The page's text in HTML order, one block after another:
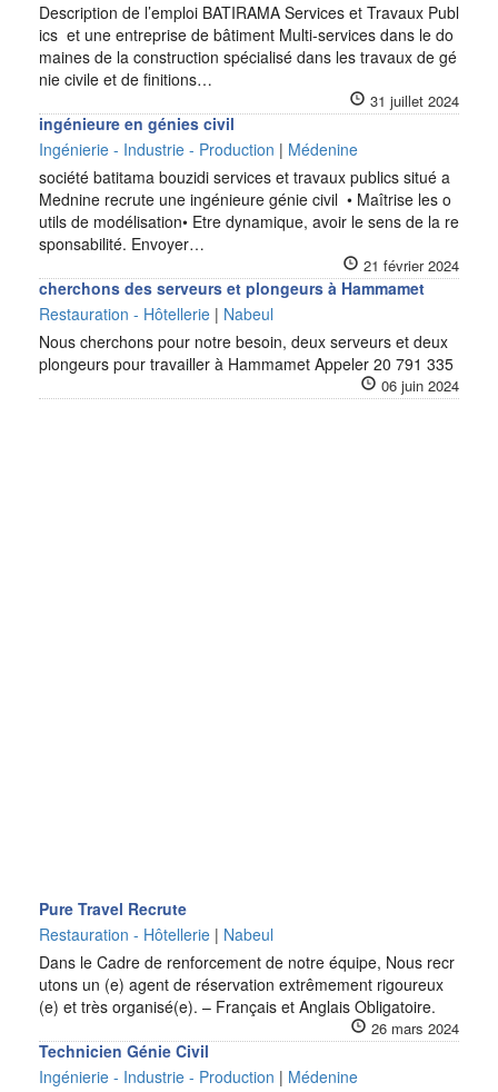
Description de l’emploi BATIRAMA Services et Travaux Publ
ics et une entreprise de bâtiment Multi-services dans le do
maines de la construction spécialisé dans les travaux de gé
nie civile et de finitions…
31 juillet 2024
ingénieure en génies civil
Ingénierie - Industrie - Production | Médenine
société batitama bouzidi services et travaux publics situé a
Mednine recrute une ingénieure génie civil • Maîtrise les o
utils de modélisation• Etre dynamique, avoir le sens de la re
sponsabilité. Envoyer…
21 février 2024
cherchons des serveurs et plongeurs à Hammamet
Restauration - Hôtellerie | Nabeul
Nous cherchons pour notre besoin, deux serveurs et deux
plongeurs pour travailler à Hammamet Appeler 20 791 335
06 juin 2024
Pure Travel Recrute
Restauration - Hôtellerie | Nabeul
Dans le Cadre de renforcement de notre équipe, Nous recr
utons un (e) agent de réservation extrêmement rigoureux
(e) et très organisé(e). – Français et Anglais Obligatoire.
26 mars 2024
Technicien Génie Civil
Ingénierie - Industrie - Production | Médenine